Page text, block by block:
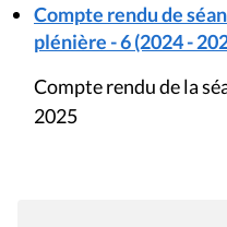
Compte rendu de
plénière - 6 (2024 -
Compte rendu de la
2025